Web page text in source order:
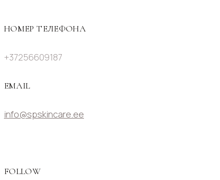
НОМЕР ТЕЛЕФОНА
+37256609187
EMAIL
info@spskincare.ee
FOLLOW